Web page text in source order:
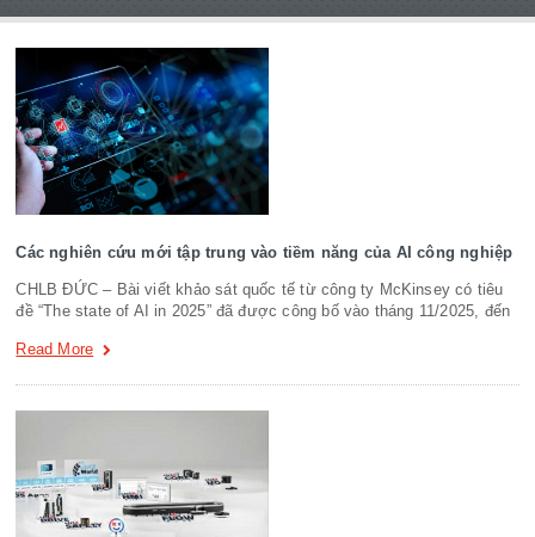
Các nghiên cứu mới tập trung vào tiềm năng của AI công nghiệp
CHLB ĐỨC – Bài viết khảo sát quốc tế từ công ty McKinsey có tiêu
đề “The state of AI in 2025” đã được công bố vào tháng 11/2025, đến
Read More